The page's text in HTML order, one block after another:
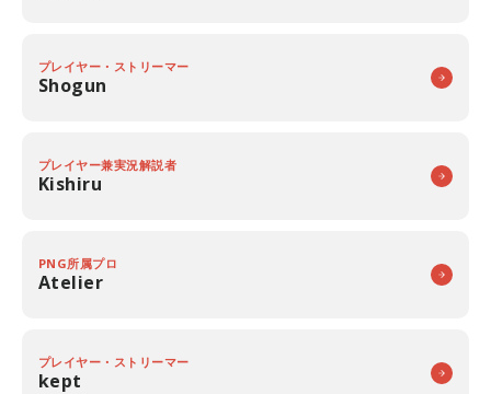
プレイヤー・ストリーマー
Shogun
プレイヤー兼実況解説者
Kishiru
PNG所属プロ
Atelier
プレイヤー・ストリーマー
kept